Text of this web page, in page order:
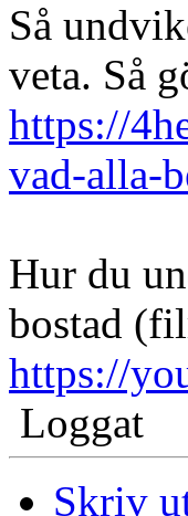
Så
veta. Så
https://
vad-alla-
Hur du
bostad
https://
Loggat
Skriv